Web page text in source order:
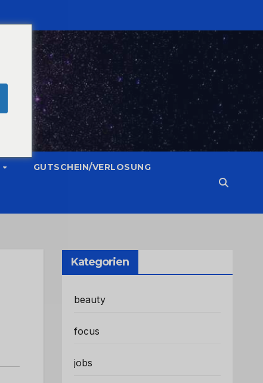
GUTSCHEIN/VERLOSUNG
Kategorien
beauty
focus
jobs